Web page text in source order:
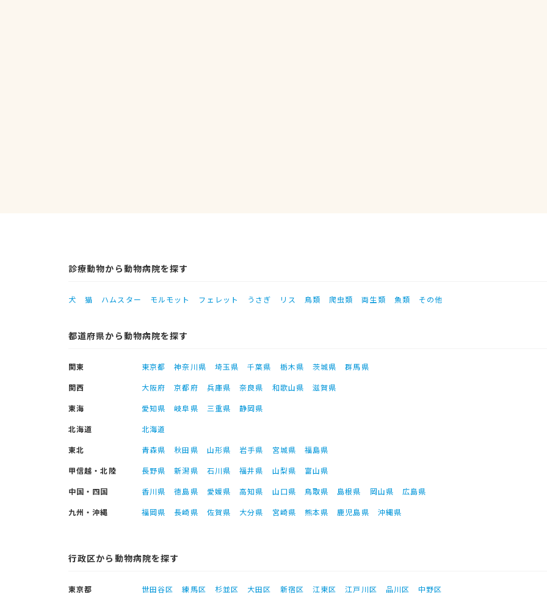
診療動物から動物病院を探す
犬 猫 ハムスター モルモット フェレット うさぎ リス 鳥類 爬虫類 両生類 魚類 その他
都道府県から動物病院を探す
関東 東京都 神奈川県 埼玉県 千葉県 栃木県 茨城県
群馬県
関西
大阪府 京都府 兵庫県 奈良県 和歌山県
滋賀県
東海
愛知県 岐阜県 三重県
静岡県
北海道
北海道
東北
青森県 秋田県 山形県 岩手県 宮城県
福島県
甲信越・北陸
長野県 新潟県 石川県 福井県 山梨県
富山県
中国・四国
香川県 徳島県 愛媛県 高知県 山口県 鳥取県 島根県 岡山県
広島県
九州・沖縄
福岡県 長崎県 佐賀県 大分県 宮崎県 熊本県 鹿児島県 沖縄県
行政区から動物病院を探す
東京都 世田谷区 練馬区 杉並区 大田区 新宿区 江東区 江戸川区 品川区
中野区